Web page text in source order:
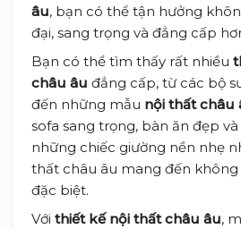
âu, bạn có thể tận hưởng
đại, sang trọng và đẳng cấp
Bạn có thể tìm thấy rất nhiều
châu âu đẳng cấp, từ các bộ
đến những mẫu nội thất châu
sofa sang trọng, bàn ăn đẹp
những chiếc giường nền nhẹ
thất châu âu mang đến không
đặc biệt.
Với thiết kế nội thất châu âu,